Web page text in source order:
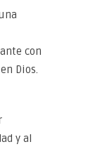
con
Dios.
y al